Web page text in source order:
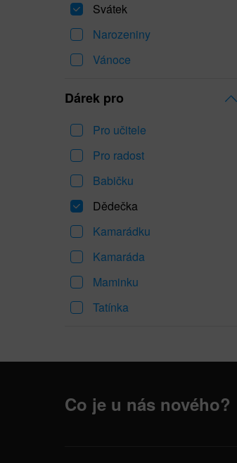
Svátek
Narozeniny
Vánoce
Dárek pro
Pro učitele
Pro radost
Babičku
Dědečka
Kamarádku
Kamaráda
Maminku
Tatínka
Co je u nás nového?